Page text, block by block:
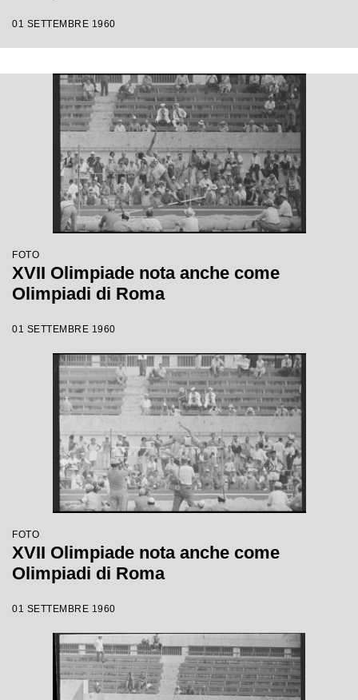
01 SETTEMBRE 1960
FOTO
XVII Olimpiade nota anche come
Olimpiadi di Roma
01 SETTEMBRE 1960
FOTO
XVII Olimpiade nota anche come
Olimpiadi di Roma
01 SETTEMBRE 1960